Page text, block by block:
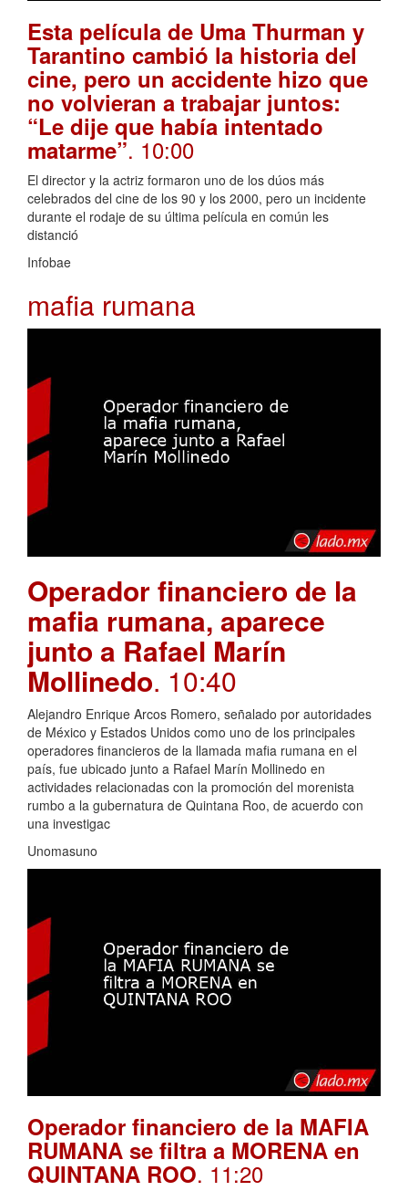
Esta película de Uma Thurman y
Tarantino cambió la historia del
cine, pero un accidente hizo que
no volvieran a trabajar juntos:
“Le dije que había intentado
matarme”. 10:00
El director y la actriz formaron uno de los dúos más
celebrados del cine de los 90 y los 2000, pero un incidente
durante el rodaje de su última película en común les
distanció
Infobae
mafia rumana
Operador financiero de la
mafia rumana, aparece
junto a Rafael Marín
Mollinedo. 10:40
Alejandro Enrique Arcos Romero, señalado por autoridades
de México y Estados Unidos como uno de los principales
operadores financieros de la llamada mafia rumana en el
país, fue ubicado junto a Rafael Marín Mollinedo en
actividades relacionadas con la promoción del morenista
rumbo a la gubernatura de Quintana Roo, de acuerdo con
una investigac
Unomasuno
Operador financiero de la MAFIA
RUMANA se filtra a MORENA en
QUINTANA ROO. 11:20